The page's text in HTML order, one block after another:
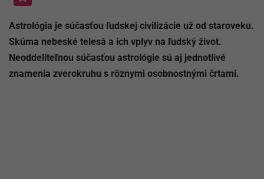
Astrológia je súčasťou ľudskej civilizácie už od staroveku.
Skúma nebeské telesá a ich vplyv na ľudský život.
Neoddeliteľnou súčasťou astrológie sú aj jednotlivé
znamenia zverokruhu s rôznymi osobnostnými črtami.